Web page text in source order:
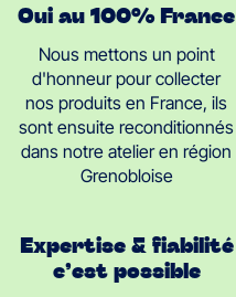
Oui au 100% France
Nous mettons un point
d'honneur pour collecter
nos produits en France, ils
sont ensuite reconditionnés
dans notre atelier en région
Grenobloise
Expertise & fiabilité
c’est possible